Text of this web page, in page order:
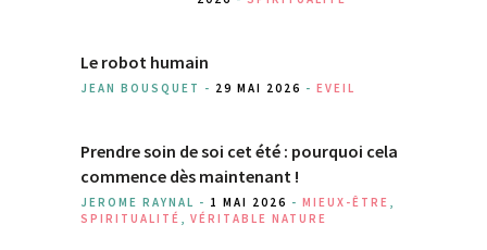
Le robot humain
JEAN BOUSQUET - 29 MAI 2026 - EVEIL
Prendre soin de soi cet été : pourquoi cela
commence dès maintenant !
JEROME RAYNAL - 1 MAI 2026 - MIEUX-ÊTRE
SPIRITUALITÉ
VÉRITABLE NATURE